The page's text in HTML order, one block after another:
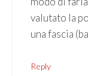
valutato la
una fascia
Reply